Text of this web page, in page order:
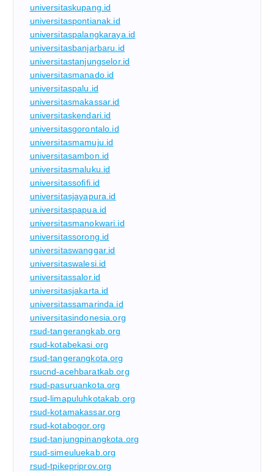
universitaskupang.id
universitaspontianak.id
universitaspalangkaraya.id
universitasbanjarbaru.id
universitastanjungselor.id
universitasmanado.id
universitaspalu.id
universitasmakassar.id
universitaskendari.id
universitasgorontalo.id
universitasmamuju.id
universitasambon.id
universitasmaluku.id
universitassofifi.id
universitasjayapura.id
universitaspapua.id
universitasmanokwari.id
universitassorong.id
universitaswanggar.id
universitaswalesi.id
universitassalor.id
universitasjakarta.id
universitassamarinda.id
universitasindonesia.org
rsud-tangerangkab.org
rsud-kotabekasi.org
rsud-tangerangkota.org
rsucnd-acehbaratkab.org
rsud-pasuruankota.org
rsud-limapuluhkotakab.org
rsud-kotamakassar.org
rsud-kotabogor.org
rsud-tanjungpinangkota.org
rsud-simeuluekab.org
rsud-tpikepriprov.org